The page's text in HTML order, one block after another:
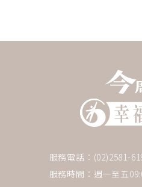
服務電話：(02)2581-
服務時間：週一至五